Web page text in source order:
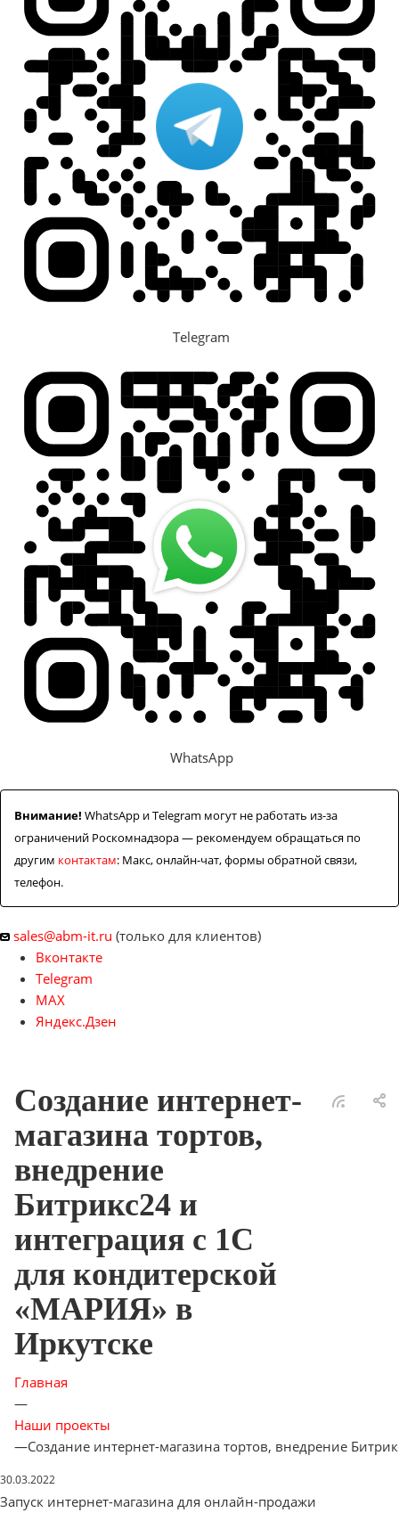
Telegram
WhatsApp
Внимание! WhatsApp и Telegram могут не работать из-за
ограничений Роскомнадзора — рекомендуем обращаться по
другим контактам: Макс, онлайн-чат, формы обратной связи,
телефон.
sales@abm-it.ru (только для клиентов)
Вконтакте
Telegram
MAX
Яндекс.Дзен
Создание интернет-
магазина тортов,
внедрение
Битрикс24 и
интеграция с 1С
для кондитерской
«МАРИЯ» в
Иркутске
Главная
—
Наши проекты
—Создание интернет-магазина тортов, внедрение
30.03.2022
Запуск интернет-магазина для онлайн-продажи